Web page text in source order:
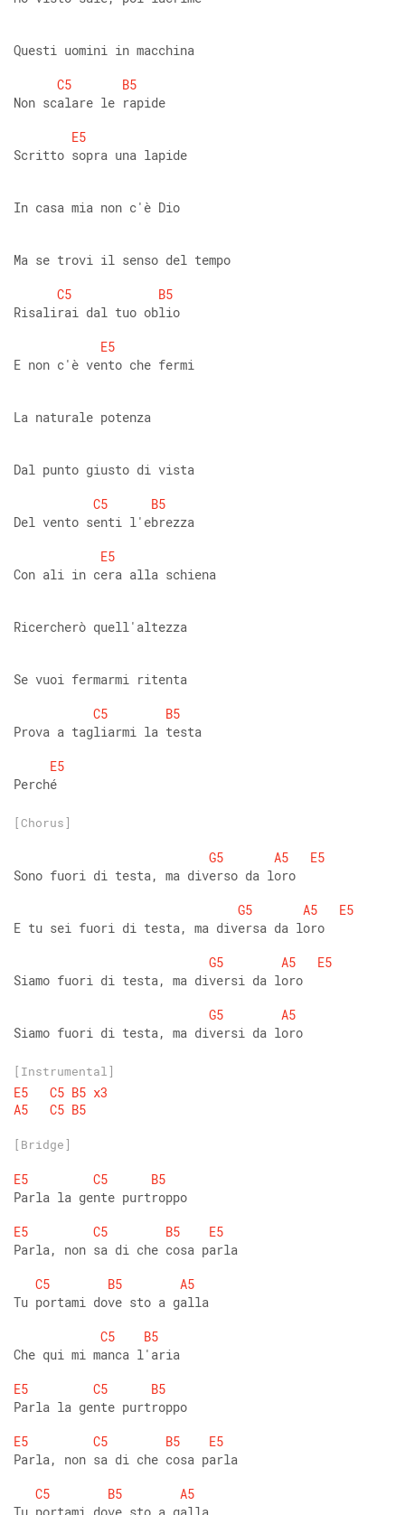
Questi uomini in macchina
C5
B5
Non scalare le rapide
E5
Scritto sopra una lapide
In casa mia non c'è Dio
Ma se trovi il senso del tempo
C5
B5
Risalirai dal tuo oblio
E5
E non c'è vento che fermi
La naturale potenza
Dal punto giusto di vista
C5
B5
Del vento senti l'ebrezza
E5
Con ali in cera alla schiena
Ricercherò quell'altezza
Se vuoi fermarmi ritenta
C5
B5
Prova a tagliarmi la testa
E5
Perché
[Chorus]
G5 A5
E5
Sono fuori di testa, ma diverso da loro
G5
A5
E5
E tu sei fuori di testa, ma diversa da loro
G5
A5
E5
Siamo fuori di testa, ma diversi da loro
G5
A5
Siamo fuori di testa, ma diversi da loro
[Instrumental]
E5 C5 B5 x3
A5
C5 B5
[Bridge]
E5 C5
B5
Parla la gente purtroppo
E5
C5 B5
E5
Parla, non sa di che cosa parla
C5
B5
A5
Tu portami dove sto a galla
C5
B5
Che qui mi manca l'aria
E5
C5
B5
Parla la gente purtroppo
E5
C5 B5
E5
Parla, non sa di che cosa parla
C5
B5
A5